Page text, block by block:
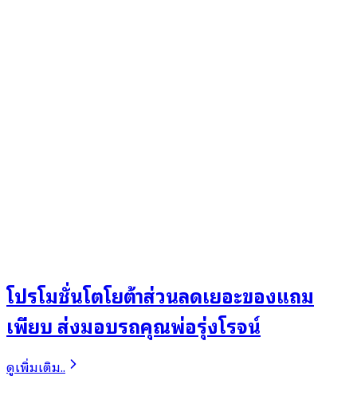
โปรโมชั่นโตโยต้าส่วนลดเยอะของแถม
เพียบ ส่งมอบรถคุณพ่อรุ่งโรจน์
ดูเพิ่มเติม..